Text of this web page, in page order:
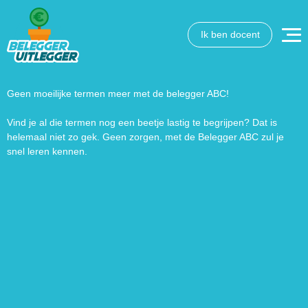
Ik ben docent
Geen moeilijke termen meer met de belegger ABC!
Vind je al die termen nog een beetje lastig te begrijpen? Dat is
helemaal niet zo gek. Geen zorgen, met de Belegger ABC zul je
snel leren kennen.